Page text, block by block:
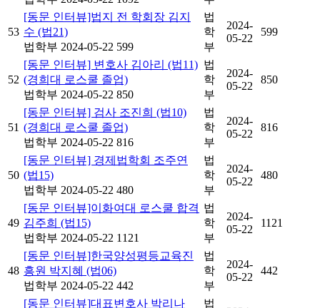
53
[동문 인터뷰]법지 전 학회장 김지
수 (법21)
법학부 2024-05-22 599
법
학
부
2024-
05-22
599
52
[동문 인터뷰] 변호사 김아리 (법11)
(경희대 로스쿨 졸업)
법학부 2024-05-22 850
법
학
부
2024-
05-22
850
51
[동문 인터뷰] 검사 조진희 (법10)
(경희대 로스쿨 졸업)
법학부 2024-05-22 816
법
학
부
2024-
05-22
816
50
[동문 인터뷰] 경제법학회 조주연
(법15)
법학부 2024-05-22 480
법
학
부
2024-
05-22
480
49
[동문 인터뷰]이화여대 로스쿨 합격
김주희 (법15)
법학부 2024-05-22 1121
법
학
부
2024-
05-22
1121
48
[동문 인터뷰]한국양성평등교육진
흥원 박지혜 (법06)
법학부 2024-05-22 442
법
학
부
2024-
05-22
442
[동문 인터뷰]대표변호사 박리나
법